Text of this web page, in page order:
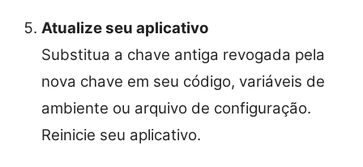
Atualize seu aplicativo
Substitua a chave antiga revogada pela
nova chave em seu código, variáveis de
ambiente ou arquivo de configuração.
Reinicie seu aplicativo.